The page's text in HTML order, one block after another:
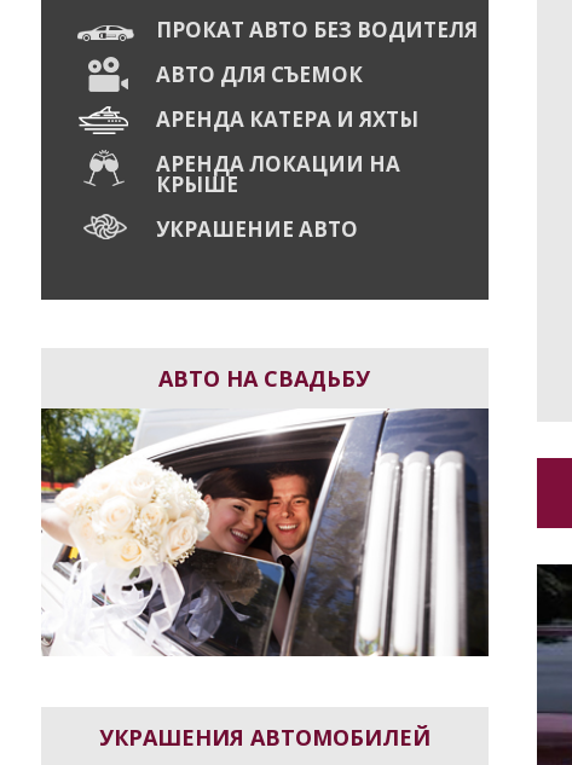
ПРОКАТ АВТО БЕЗ ВОДИТЕЛЯ
АВТО ДЛЯ СЪЕМОК
АРЕНДА КАТЕРА И ЯХТЫ
АРЕНДА ЛОКАЦИИ НА
КРЫШЕ
УКРАШЕНИЕ АВТО
АВТО НА СВАДЬБУ
УКРАШЕНИЯ АВТОМОБИЛЕЙ